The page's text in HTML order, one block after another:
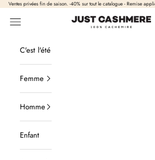
Passer au contenu
Ventes privées fin de saison. -40% sur tout le catalogue - Remise
Just Cashmere
Ouvrir la navigation
C'est l'été
Femme
Homme
Enfant